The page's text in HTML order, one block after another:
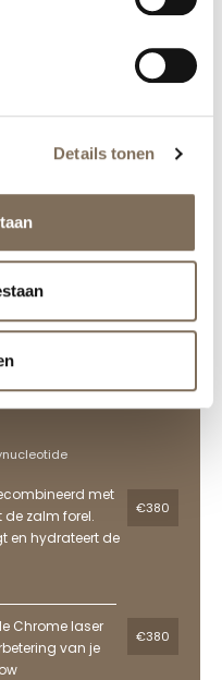
Details tonen
met
de zalm forel.
en hydrateert de
€380
Chrome laser
van je
€380